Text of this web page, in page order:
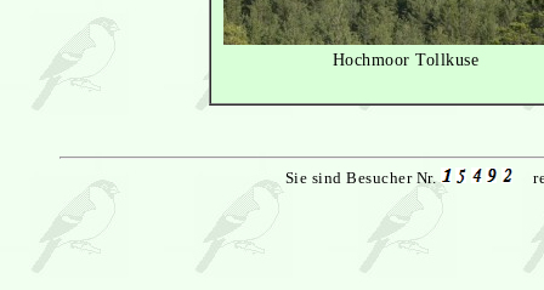
Hochmoor Tollkuse
Sie sind Besucher Nr.